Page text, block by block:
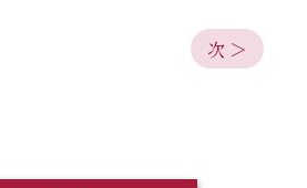
次 ＞